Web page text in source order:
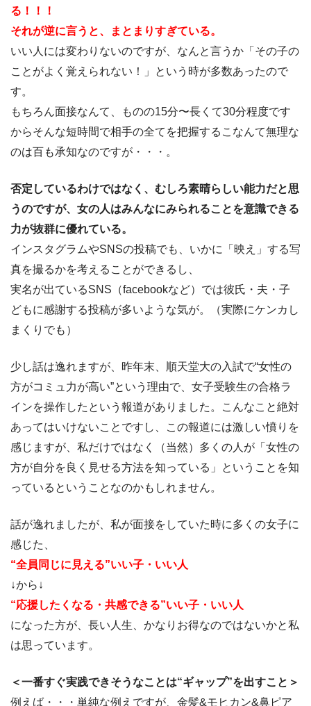
る！！！
それが逆に言うと、まとまりすぎている。
いい人には変わりないのですが、なんと言うか「その子の
ことがよく覚えられない！」という時が多数あったので
す。
もちろん面接なんて、ものの15分〜長くて30分程度です
からそんな短時間で相手の全てを把握するこなんて無理な
のは百も承知なのですが・・・。
否定しているわけではなく、むしろ素晴らしい能力だと思
うのですが、女の人はみんなにみられることを意識できる
力が抜群に優れている。
インスタグラムやSNSの投稿でも、いかに「映え」する写
真を撮るかを考えることができるし、
実名が出ているSNS（facebookなど）では彼氏・夫・子
どもに感謝する投稿が多いような気が。（実際にケンカし
まくりでも）
少し話は逸れますが、昨年末、順天堂大の入試で“女性の
方がコミュ力が高い”という理由で、女子受験生の合格ラ
インを操作したという報道がありました。こんなこと絶対
あってはいけないことですし、この報道には激しい憤りを
感じますが、私だけではなく（当然）多くの人が「女性の
方が自分を良く見せる方法を知っている」ということを知
っているということなのかもしれません。
話が逸れましたが、私が面接をしていた時に多くの女子に
感じた、
“全員同じに見える”いい子・いい人
↓から↓
“応援したくなる・共感できる”いい子・いい人
になった方が、長い人生、かなりお得なのではないかと私
は思っています。
＜一番すぐ実践できそうなことは“ギャップ”を出すこと＞
例えば・・・単純な例えですが、金髪&モヒカン&鼻ピア